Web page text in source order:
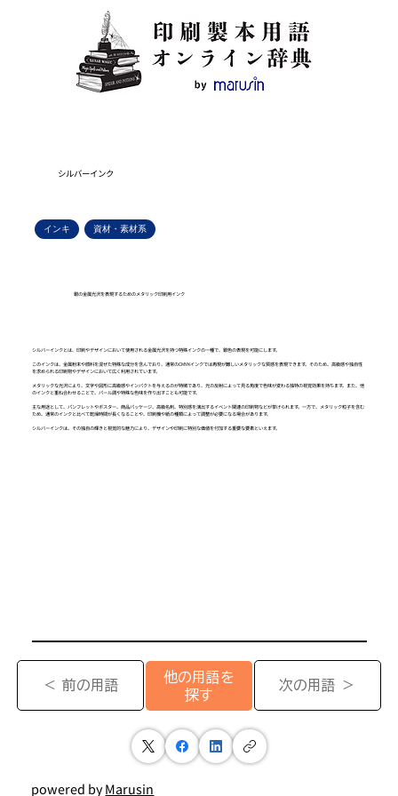
シルバーインク
インキ 資材・素材系
銀の金属光沢を表現するためのメタリック印刷用インク
シルバーインクとは、印刷やデザインにおいて使用される金属光沢を持つ特殊インクの一種で、銀色の表現を可能にします。
このインクは、金属粉末や顔料を混ぜた特殊な成分を含んでおり、通常のCMYKインクでは再現が難しいメタリックな質感を表現できます。そのため、高級感や独自性
を求められる印刷物やデザインにおいて広く利用されています。
メタリックな光沢により、文字や図形に高級感やインパクトを与えるのが特徴であり、光の反射によって見る角度で色味が変わる独特の視覚効果を持ちます。また、他
のインクと重ね合わせることで、パール調や特殊な色味を作り出すことも可能です。
主な用途として、パンフレットやポスター、商品パッケージ、高級名刺、特別感を演出するイベント関連の印刷物などが挙げられます。一方で、メタリック粒子を含む
ため、通常のインクと比べて乾燥時間が長くなることや、印刷機や紙の種類によって調整が必要になる場合があります。
シルバーインクは、その独自の輝きと視覚的な魅力により、デザインや印刷に特別な価値を付加する重要な要素といえます。
＜ 前の用語
他の用語を
探す
次の用語 ＞
powered byMarusin